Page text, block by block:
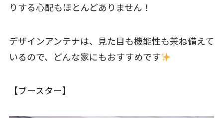
りする心配もほとんどありません！
デザインアンテナは、見た目も機能性も兼ね備えて
いるので、どんな家にもおすすめです
【ブースター】